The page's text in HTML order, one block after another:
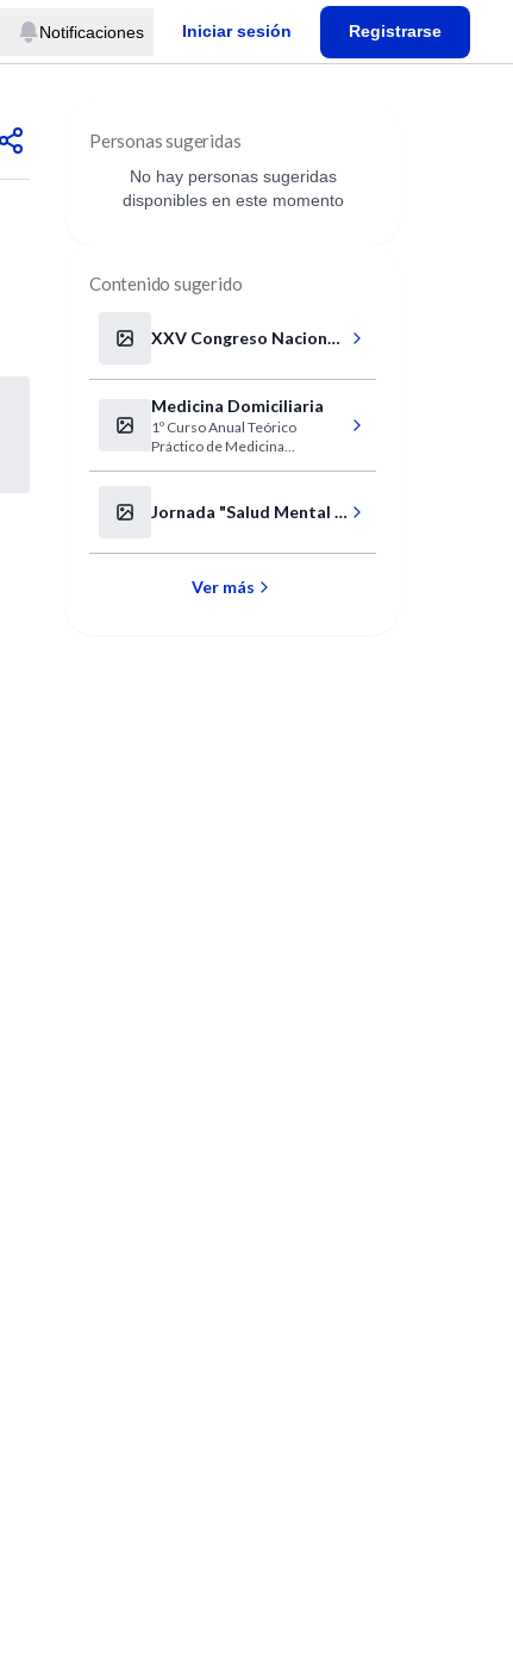
Notificaciones Iniciar sesión Registrarse
Personas sugeridas
No hay personas sugeridas
disponibles en este momento
Contenido sugerido
XXV Congreso Nacional
El Salvador
Medicina Domiciliaria
1º Curso Anual Teórico
Práctico de Medicina
Jornada "Salud Mental y
Ver más